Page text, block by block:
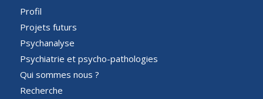
Profil
Projets futurs
Psychanalyse
Psychiatrie et psycho-pathologies
Qui sommes nous ?
Recherche